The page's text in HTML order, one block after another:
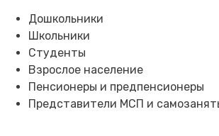
Дошкольники
Школьники
Студенты
Взрослое население
Пенсионеры и предпенсионеры
Представители МСП и